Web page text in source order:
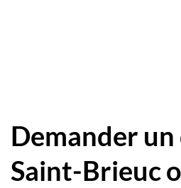
Demander un
Saint-Brieuc